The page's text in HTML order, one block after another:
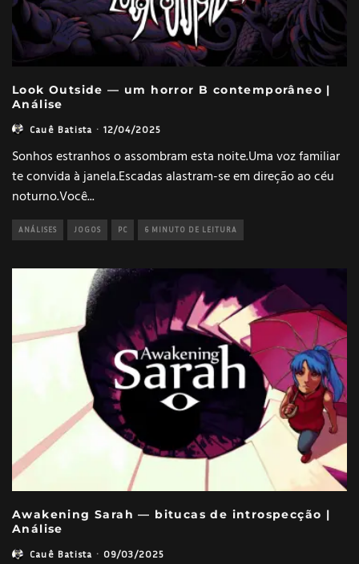
Look Outside — um horror B contemporâneo |
Análise
Cauê Batista · 12/04/2025
Sonhos estranhos o assombram esta noite.Uma voz familiar
te convida à janela.Escadas alastram-se em direção ao céu
noturno.Você...
ANÁLISES JOGOS PC 6 MINUTO DE LEITURA
Awakening Sarah — bitucas de introspecção |
Análise
Cauê Batista · 09/03/2025